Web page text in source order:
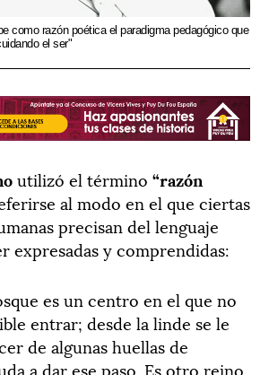
como razón poética el paradigma pedagógico que
el ser"
utilizó el término “razón
al modo en el que ciertas
precisan del lenguaje
expresadas y comprendidas:
es un centro en el que no
entrar; desde la linde se le
de algunas huellas de
a dar ese paso. Es otro reino